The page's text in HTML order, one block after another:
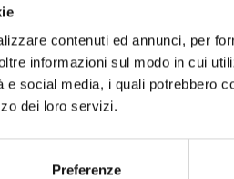
contenuti ed annunci, per
informazioni sul modo in cui
e social media, i quali potrebbero
dei loro servizi.
Preferenze
e